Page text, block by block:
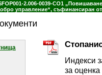
2.006-0039-CO1
управление“, съфинансиран
Индекси
за оценка